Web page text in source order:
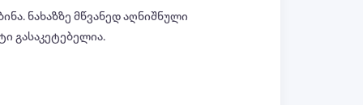
ნახაზზე მწვანედ აღნიშნული
გასაკეტებელია.